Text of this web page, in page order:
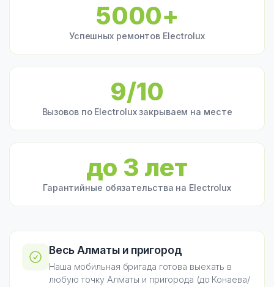
5000+
Успешных ремонтов Electrolux
9/10
Вызовов по Electrolux закрываем на месте
до 3 лет
Гарантийные обязательства на Electrolux
Весь Алматы и пригород
Наша мобильная бригада готова выехать в
любую точку Алматы и пригорода (до Конаева/